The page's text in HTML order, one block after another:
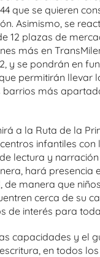
que se quieren
Asimismo, se
12 plazas de
más en
y se pondrán en
permitirán llevar
barrios más
a la Ruta de la
infantiles con
lectura y
hará presencia
de manera que
cerca de su
de interés para
capacidades y el
en todos